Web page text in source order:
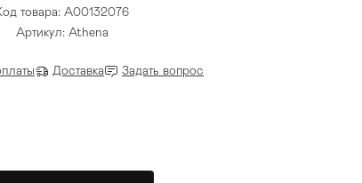
товара: А00132076
Артикул: Athena
Доставка Задать вопрос